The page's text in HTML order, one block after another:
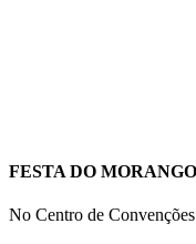
FESTA DO MORANGO
No Centro de